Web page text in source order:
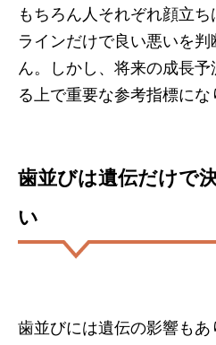
もちろん人それぞれ顔立
ラインだけで良い悪いを
ん。しかし、将来の成長予
る上で重要な参考指標にな
歯並びは遺伝だけで
い
歯並びには遺伝の影響も